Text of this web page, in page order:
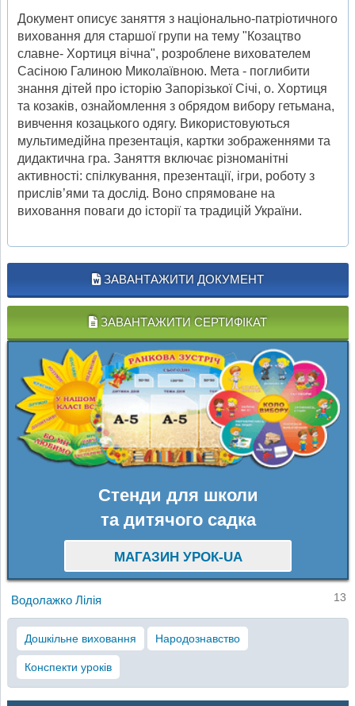
Документ описує заняття з національно-патріотичного
виховання для старшої групи на тему "Козацтво
славне- Хортиця вічна", розроблене вихователем
Сасіною Галиною Миколаївною. Мета - поглибити
знання дітей про історію Запорізької Січі, о. Хортиця
та козаків, ознайомлення з обрядом вибору гетьмана,
вивчення козацького одягу. Використовуються
мультимедійна презентація, картки зображеннями та
дидактична гра. Заняття включає різноманітні
активності: спілкування, презентації, ігри, роботу з
прислів’ями та дослід. Воно спрямоване на
виховання поваги до історії та традицій України.
ЗАВАНТАЖИТИ ДОКУМЕНТ
ЗАВАНТАЖИТИ СЕРТИФІКАТ
Стенди для школи
та дитячого садка
МАГАЗИН УРОК-UA
Водолажко Лілія 13
Дошкільне виховання Народознавство
Конспекти уроків